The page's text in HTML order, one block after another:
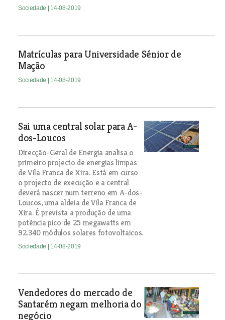
Sociedade | 14-08-2019
Matrículas para Universidade Sénior de
Mação
Sociedade | 14-08-2019
Sai uma central solar para A-
dos-Loucos
Direcção-Geral de Energia analisa o
primeiro projecto de energias limpas
de Vila Franca de Xira. Está em curso
o projecto de execução e a central
deverá nascer num terreno em A-dos-
Loucos, uma aldeia de Vila Franca de
Xira. É prevista a produção de uma
potência pico de 25 megawatts em
92.340 módulos solares fotovoltaicos.
Sociedade | 14-08-2019
Vendedores do mercado de
Santarém negam melhoria do
negócio